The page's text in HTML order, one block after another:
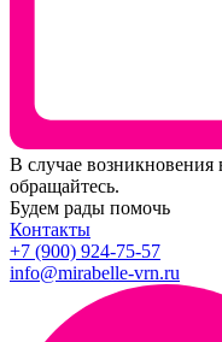
В случае возникновения
обращайтесь.
Будем рады помочь
Контакты
+7 (900) 924-75-57
info@mirabelle-vrn.ru